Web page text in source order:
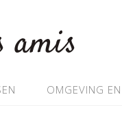
amis
OMGEVING